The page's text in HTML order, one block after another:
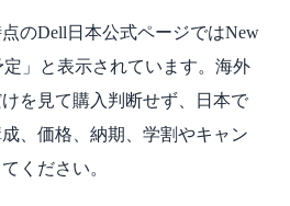
のDell日本公式ページではNew
定」と表示されています。海外
を見て購入判断せず、日本で
、価格、納期、学割やキャン
ください。